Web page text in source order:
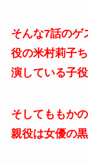
そんな7話のゲ
役の米村莉子
演している子
そしてももか
親役は女優の